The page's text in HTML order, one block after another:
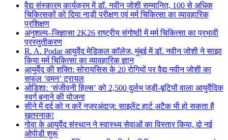
वैद्य संस्कारम् कार्यक्रम में डॉ. नवीन जोशी सम्मानित, 100 से अधिक
चिकित्सकों को दिया नाड़ी परीक्षण एवं मर्म चिकित्सा का व्यावहारिक
प्रशिक्षण
अनुशल्य–जिज्ञासा 2K26 राष्ट्रीय संगोष्ठी में मर्म चिकित्सा का प्रभावी
प्रस्तुतीकरण
R. A. Podar आयुर्वेद मेडिकल कॉलेज, मुंबई में डॉ. नवीन जोशी ने साझा
किया मर्म चिकित्सा का व्यावहारिक ज्ञान
आयुर्वेद की शक्ति: सोरायसिस के 20 रोगियों पर वैद्य नवीन जोशी का
सफल ‘वमन’ ट्रायल
ओडिशा: ‘संजीवनी हिल्स’ को 2,500 दुर्लभ जड़ी-बूटियों वाला आयुर्वेदिक
स्वर्ग बनाने की योजना
सीने में दर्द को न करें नज़रअंदाज़: साइलेंट हार्ट अटैक भी हो सकता है
खतरनाक!
गोवा के आयुर्वेद संस्थान ने स्वास्थ्य सेवाओं का विस्तार किया, दो नई
ओपीडी शुरू